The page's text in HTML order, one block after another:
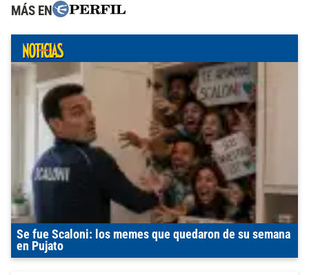
MÁS EN
Se fue Scaloni: los memes que quedaron de su semana
en Pujato